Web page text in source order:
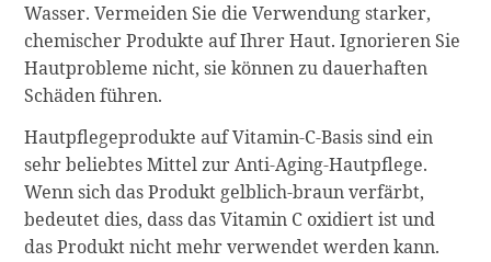
Wasser. Vermeiden Sie die Verwendung starker,
chemischer Produkte auf Ihrer Haut. Ignorieren Sie
Hautprobleme nicht, sie können zu dauerhaften
Schäden führen.
Hautpflegeprodukte auf Vitamin-C-Basis sind ein
sehr beliebtes Mittel zur Anti-Aging-Hautpflege.
Wenn sich das Produkt gelblich-braun verfärbt,
bedeutet dies, dass das Vitamin C oxidiert ist und
das Produkt nicht mehr verwendet werden kann.